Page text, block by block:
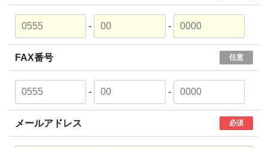
- -
FAX番号 任意
- -
メールアドレス 必須